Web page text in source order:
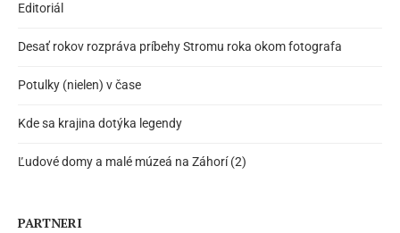
Editoriál
Desať rokov rozpráva príbehy Stromu roka okom fotografa
Potulky (nielen) v čase
Kde sa krajina dotýka legendy
Ľudové domy a malé múzeá na Záhorí (2)
PARTNERI